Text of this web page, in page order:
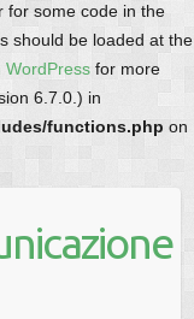
for some code in the
should be loaded at the
WordPress for more
6.7.0.) in
functions.php on